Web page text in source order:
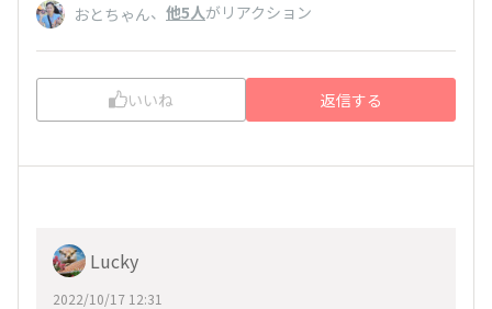
おとちゃん、 他5人がリアクション
いいね 返信する
Lucky
2022/10/17 12:31